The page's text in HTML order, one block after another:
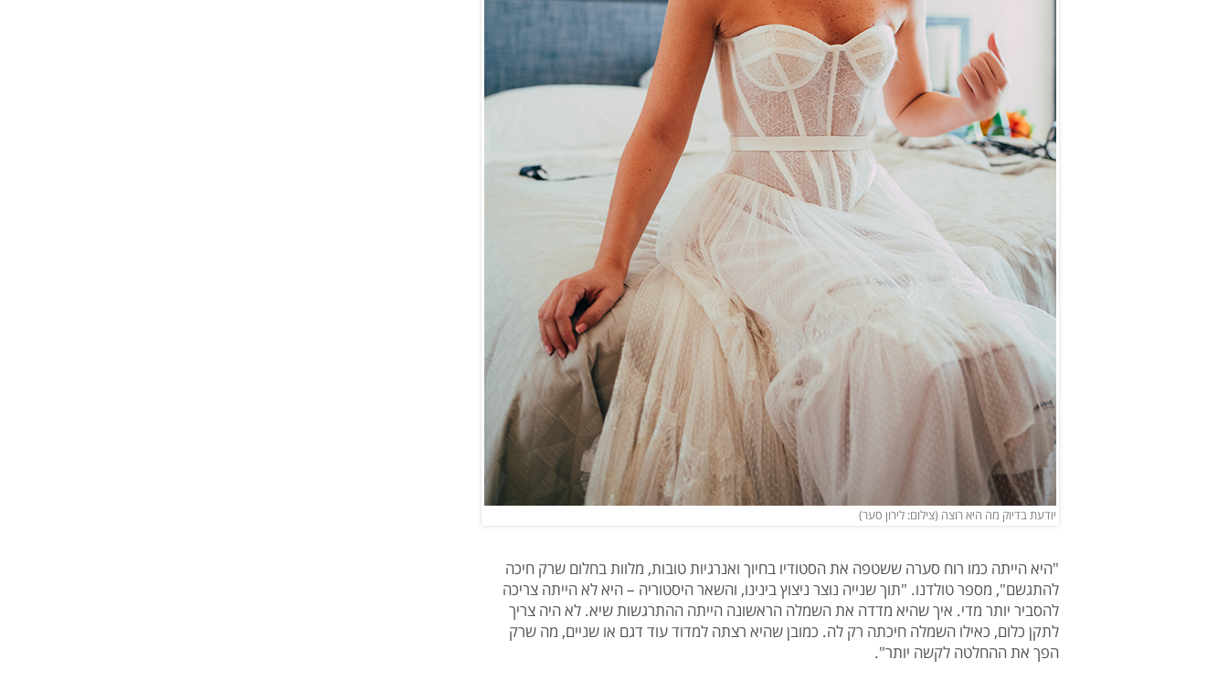
יודעת בדיוק מה היא רוצה (צילום: לירון סער)
"היא הייתה כמו רוח סערה ששטפה את הסטודיו בחיוך ואנרגיות טובות, מלוות בחלום שרק חיכה
להתגשם", מספר טולדנו. "תוך שנייה נוצר ניצוץ בינינו, והשאר היסטוריה – היא לא הייתה צריכה
להסביר יותר מדי. איך שהיא מדדה את השמלה הראשונה הייתה ההתרגשות שיא. לא היה צריך
לתקן כלום, כאילו השמלה חיכתה רק לה. כמובן שהיא רצתה למדוד עוד דגם או שניים, מה שרק
הפך את ההחלטה לקשה יותר".